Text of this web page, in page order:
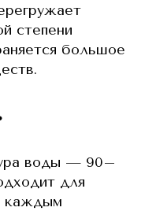
степени
большое
воды — 90–
для
каждым